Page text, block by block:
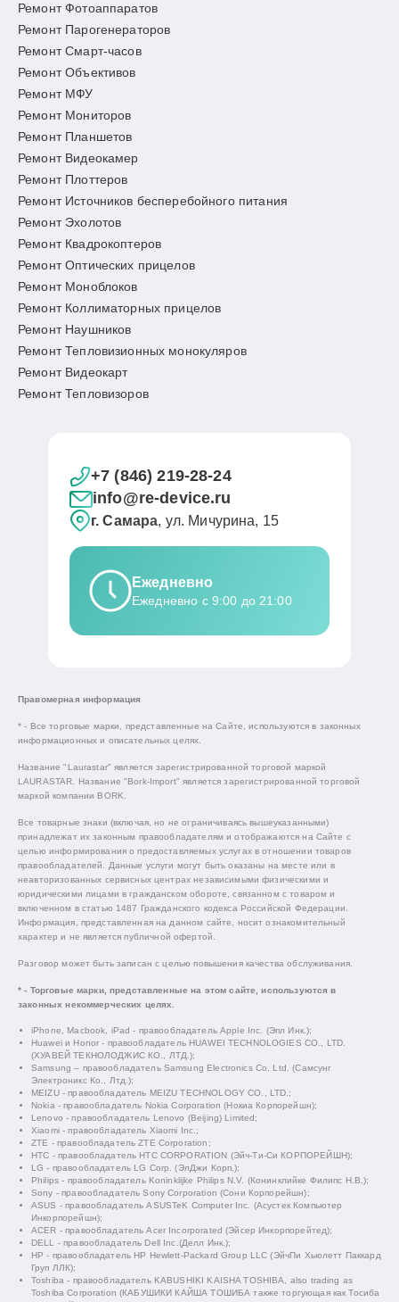
Ремонт Фотоаппаратов
Ремонт Парогенераторов
Ремонт Смарт-часов
Ремонт Объективов
Ремонт МФУ
Ремонт Мониторов
Ремонт Планшетов
Ремонт Видеокамер
Ремонт Плоттеров
Ремонт Источников бесперебойного питания
Ремонт Эхолотов
Ремонт Квадрокоптеров
Ремонт Оптических прицелов
Ремонт Моноблоков
Ремонт Коллиматорных прицелов
Ремонт Наушников
Ремонт Тепловизионных монокуляров
Ремонт Видеокарт
Ремонт Тепловизоров
+7 (846) 219-28-24
info@re-device.ru
г. Самара, ул. Мичурина, 15
Ежедневно
Ежедневно с 9:00 до 21:00
Правомерная информация
* - Все торговые марки, представленные на Сайте, используются в законных
информационных и описательных целях.
Название "Laurastar" является зарегистрированной торговой маркой
LAURASTAR. Название "Bork-Import" является зарегистрированной торговой
маркой компании BORK.
Все товарные знаки (включая, но не ограничиваясь вышеуказанными)
принадлежат их законным правообладателям и отображаются на Сайте с
целью информирования о предоставляемых услугах в отношении товаров
правообладателей. Данные услуги могут быть оказаны на месте или в
неавторизованных сервисных центрах независимыми физическими и
юридическими лицами в гражданском обороте, связанном с товаром и
включенном в статью 1487 Гражданского кодекса Российской Федерации.
Информация, представленная на данном сайте, носит ознакомительный
характер и не является публичной офертой.
Разговор может быть записан с целью повышения качества обслуживания.
* - Торговые марки, представленные на этом сайте, используются в
законных некоммерческих целях.
iPhone, Macbook, iPad - правообладатель Apple Inc. (Эпл Инк.);
Huawei и Honor - правообладатель HUAWEI TECHNOLOGIES CO., LTD.
(ХУАВЕЙ ТЕКНОЛОДЖИС КО., ЛТД.);
Samsung – правообладатель Samsung Electronics Co. Ltd. (Самсунг
Электроникс Ко., Лтд.);
MEIZU - правообладатель MEIZU TECHNOLOGY CO., LTD.;
Nokia - правообладатель Nokia Corporation (Нокиа Корпорейшн);
Lenovo - правообладатель Lenovo (Beijing) Limited;
Xiaomi - правообладатель Xiaomi Inc.;
ZTE - правообладатель ZTE Corporation;
HTC - правообладатель HTC CORPORATION (Эйч-Ти-Си КОРПОРЕЙШН);
LG - правообладатель LG Corp. (ЭлДжи Корп.);
Philips - правообладатель Koninklijke Philips N.V. (Конинклийке Филипс Н.В.);
Sony - правообладатель Sony Corporation (Сони Корпорейшн);
ASUS - правообладатель ASUSTeK Computer Inc. (Асустек Компьютер
Инкорпорейшн);
ACER - правообладатель Acer Incorporated (Эйсер Инкорпорейтед);
DELL - правообладатель Dell Inc.(Делл Инк.);
HP - правообладатель HP Hewlett-Packard Group LLC (ЭйчПи Хьюлетт Паккард
Груп ЛЛК);
Toshiba - правообладатель KABUSHIKI KAISHA TOSHIBA, also trading as
Toshiba Corporation (КАБУШИКИ КАЙША ТОШИБА также торгующая как Тосиба